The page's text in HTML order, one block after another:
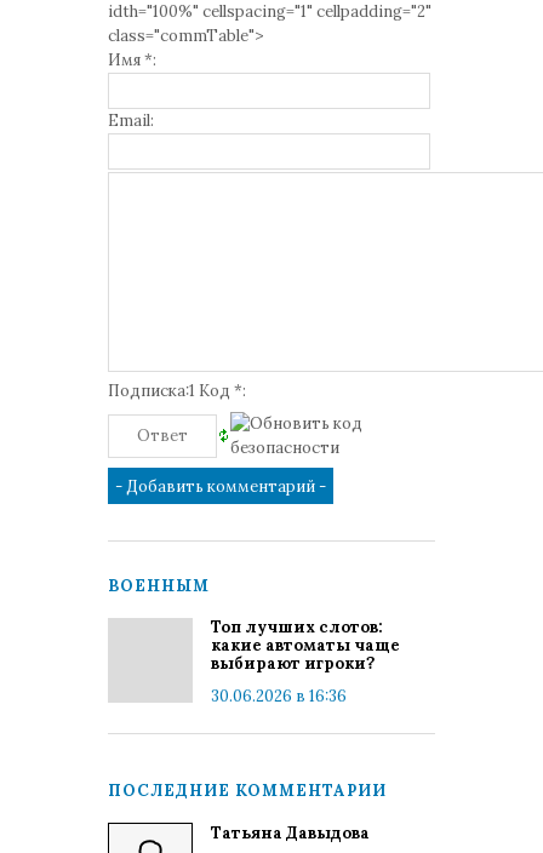
idth="100%" cellspacing="1" cellpadding="2"
class="commTable">
Имя *:
Email:
Подписка:1 Код *:
ВОЕННЫМ
Топ лучших слотов:
какие автоматы чаще
выбирают игроки?
30.06.2026 в 16:36
ПОСЛЕДНИЕ КОММЕНТАРИИ
Татьяна Давыдова